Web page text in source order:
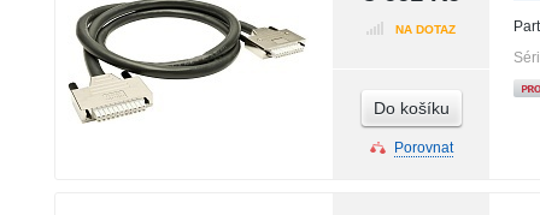
NA DOTAZ
Do košíku
Porovnat